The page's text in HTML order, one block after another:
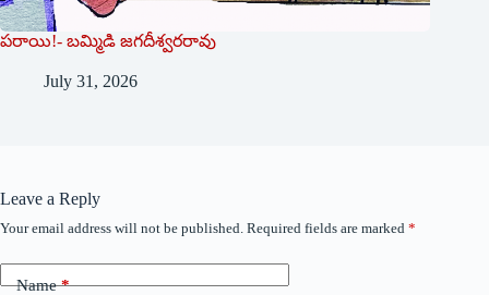
పరాయి!- బమ్మిడి జగదీశ్వరరావు
July 31, 2026
Leave a Reply
Your email address will not be published. Required fields are marked *
Name*